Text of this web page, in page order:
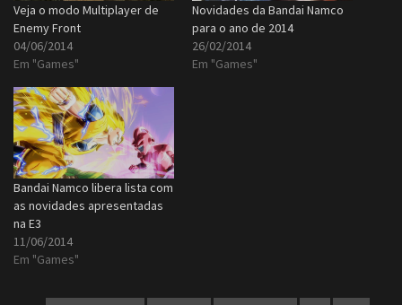
Veja o modo Multiplayer de
Enemy Front
04/06/2014
Em "Games"
Novidades da Bandai Namco
para o ano de 2014
26/02/2014
Em "Games"
Bandai Namco libera lista com
as novidades apresentadas
na E3
11/06/2014
Em "Games"